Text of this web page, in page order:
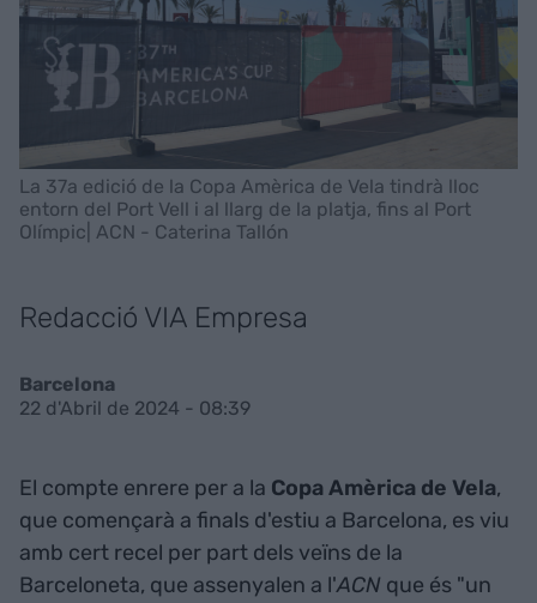
La 37a edició de la Copa Amèrica de Vela tindrà lloc
entorn del Port Vell i al llarg de la platja, fins al Port
Olímpic| ACN - Caterina Tallón
Redacció VIA Empresa
Barcelona
22 d'Abril de 2024 - 08:39
El compte enrere per a la Copa Amèrica de Vela,
que començarà a finals d'estiu a Barcelona, es viu
amb cert recel per part dels veïns de la
Barceloneta, que assenyalen a l'ACN que és "un